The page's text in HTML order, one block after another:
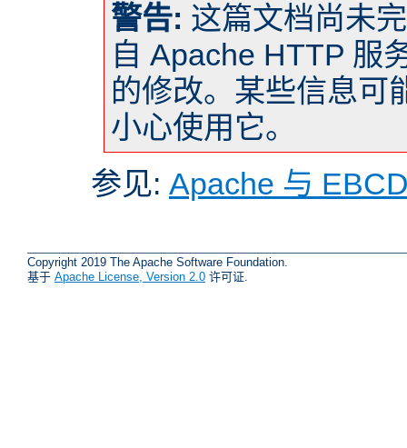
警告: 这篇文档尚未
自 Apache HTTP 服
的修改。某些信息可
小心使用它。
参见: Apache 与
Copyright 2019 The Apache Software Foundation.
基于 Apache License, Version 2.0 许可证.